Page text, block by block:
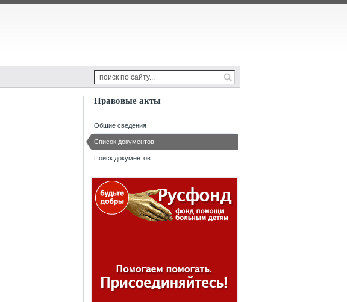
Правовые акты
Общие сведения
Список документов
Поиск документов